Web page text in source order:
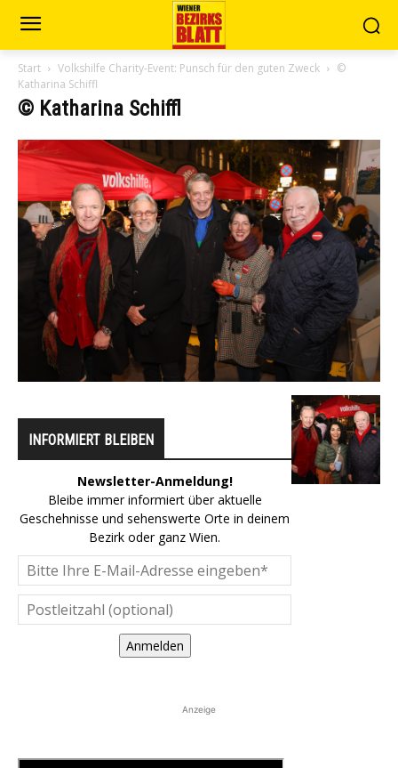
Start Volkshilfe Charity-Event: Punsch für den guten Zweck
©
Katharina Schiffl
© Katharina Schiffl
INFORMIERT BLEIBEN
Newsletter-Anmeldung!
Bleibe immer informiert über aktuelle
Geschehnisse und sehenswerte Orte in deinem
Bezirk oder ganz Wien.
Anmelden
Anzeige